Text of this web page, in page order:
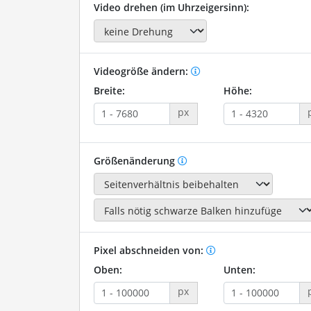
Video drehen (im Uhrzeigersinn):
Videogröße ändern:
Breite:
px
Höhe:
Größenänderung
Pixel abschneiden von:
Oben:
px
Unten: